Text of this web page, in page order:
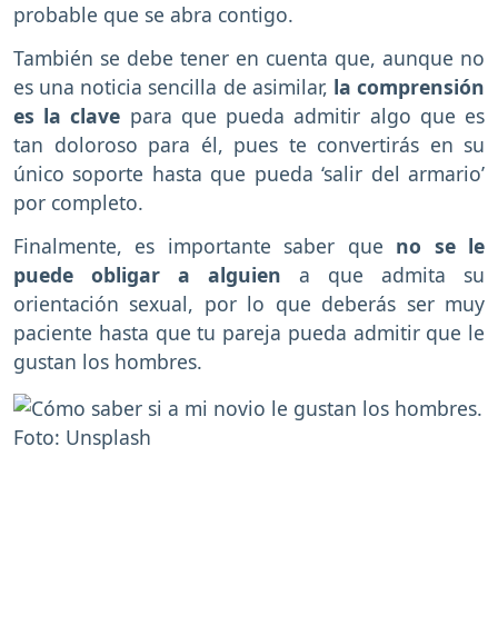
probable que se abra contigo.
También se debe tener en cuenta que, aunque no
es una noticia sencilla de asimilar, la comprensión
es la clave para que pueda admitir algo que es
tan doloroso para él, pues te convertirás en su
único soporte hasta que pueda ‘salir del armario’
por completo.
Finalmente, es importante saber que no se le
puede obligar a alguien a que admita su
orientación sexual, por lo que deberás ser muy
paciente hasta que tu pareja pueda admitir que le
gustan los hombres.